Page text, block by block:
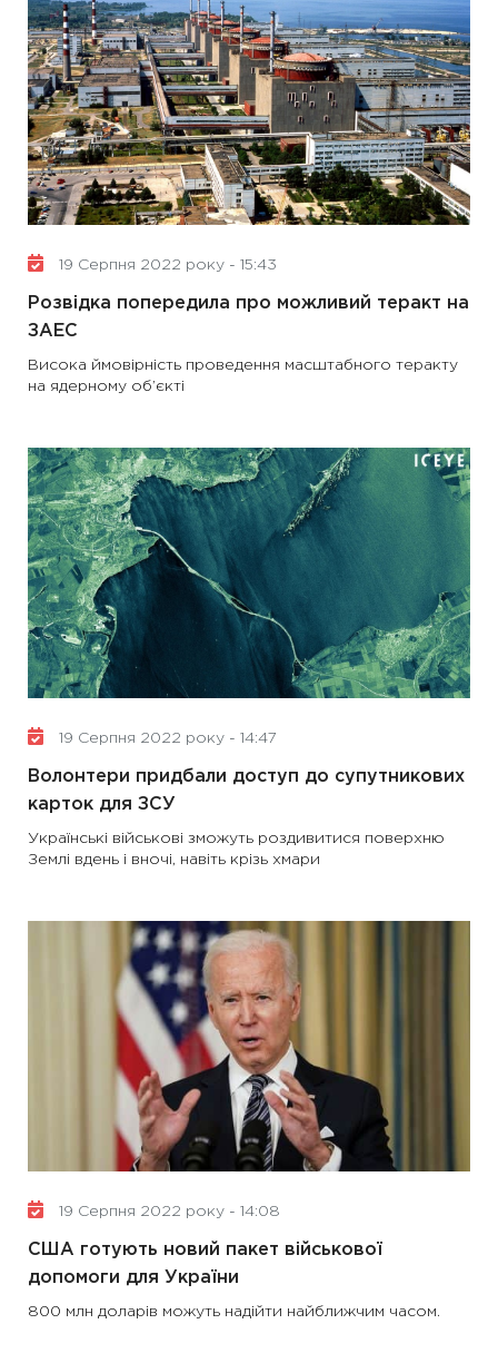
19 Серпня 2022 року - 15:43
Розвідка попередила про можливий теракт на
ЗАЕС
Висока ймовірність проведення масштабного теракту
на ядерному об’єкті
19 Серпня 2022 року - 14:47
Волонтери придбали доступ до супутникових
карток для ЗСУ
Українські військові зможуть роздивитися поверхню
Землі вдень і вночі, навіть крізь хмари
19 Серпня 2022 року - 14:08
США готують новий пакет військової
допомоги для України
800 млн доларів можуть надійти найближчим часом.